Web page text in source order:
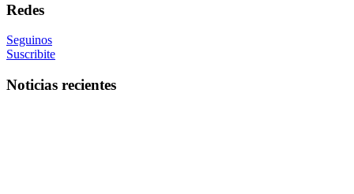
Redes
Seguinos
Suscribite
Noticias recientes